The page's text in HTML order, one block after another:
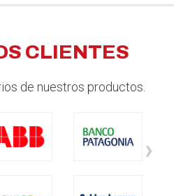
CLIENTES
de nuestros productos.
›